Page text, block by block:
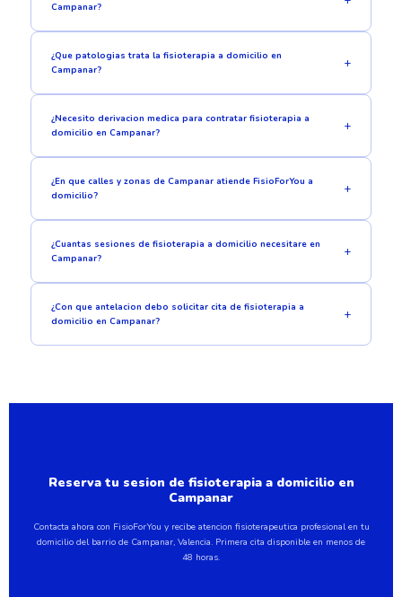
Campanar?
¿Que patologias trata la fisioterapia a domicilio en
Campanar?
¿Necesito derivacion medica para contratar fisioterapia a
domicilio en Campanar?
¿En que calles y zonas de Campanar atiende FisioForYou a
domicilio?
¿Cuantas sesiones de fisioterapia a domicilio necesitare en
Campanar?
¿Con que antelacion debo solicitar cita de fisioterapia a
domicilio en Campanar?
Reserva tu sesion de fisioterapia a domicilio en
Campanar
Contacta ahora con FisioForYou y recibe atencion fisioterapeutica profesional en tu
domicilio del barrio de Campanar, Valencia. Primera cita disponible en menos de
48 horas.